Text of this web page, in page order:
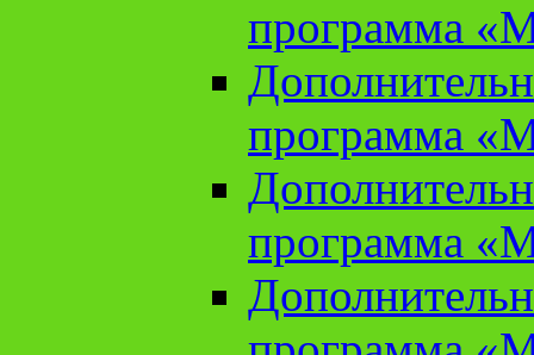
программа
программа
программа